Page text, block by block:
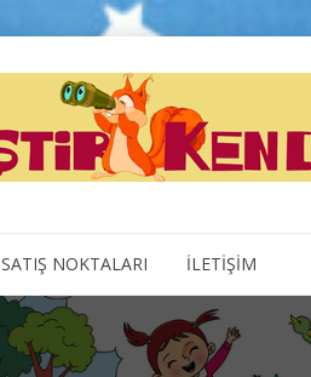
SATIŞ NOKTALARI İLETİŞİM